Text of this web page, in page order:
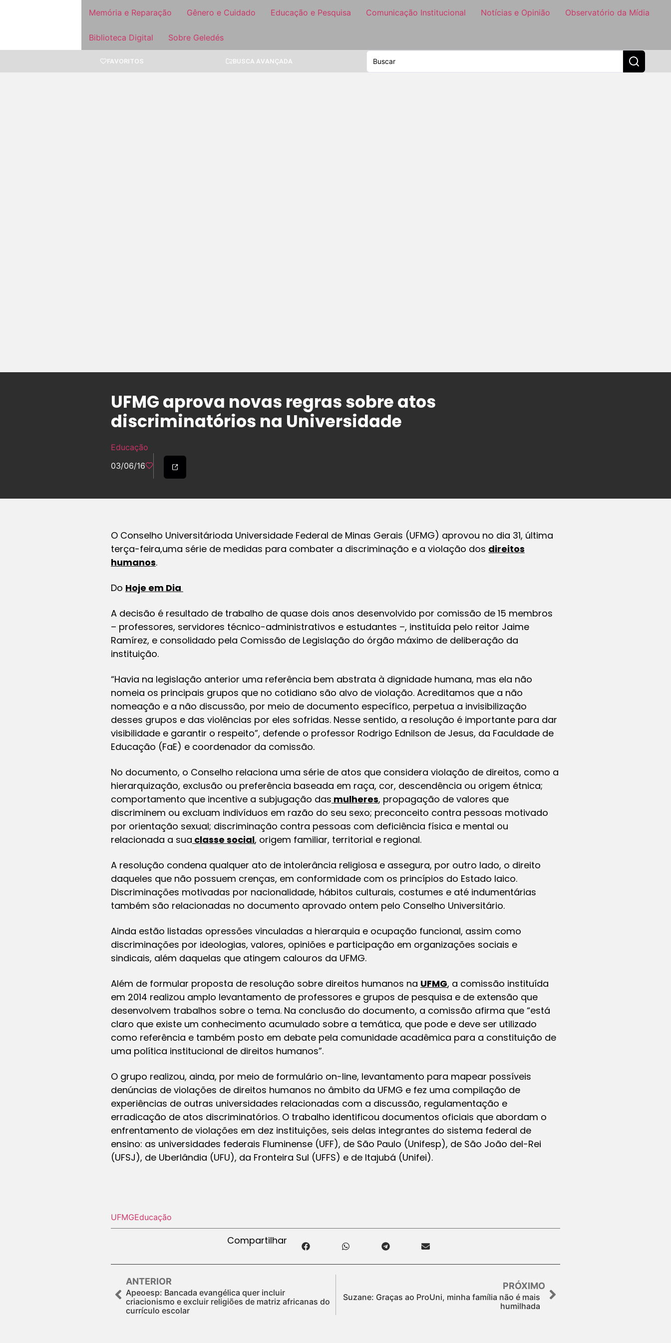
Memória e Reparação Gênero e Cuidado Educação e Pesquisa Comunicação Institucional Notícias e Opinião Observatório da Mídia
Biblioteca Digital Sobre Geledés
FAVORITOS BUSCA AVANÇADA
UFMG aprova novas regras sobre atos
discriminatórios na Universidade
Educação
03/06/16
O Conselho Universitárioda Universidade Federal de Minas Gerais (UFMG) aprovou no dia 31, última
terça-feira,uma série de medidas para combater a discriminação e a violação dos direitos
humanos.
Do Hoje em Dia
A decisão é resultado de trabalho de quase dois anos desenvolvido por comissão de 15 membros
– professores, servidores técnico-administrativos e estudantes –, instituída pelo reitor Jaime
Ramírez, e consolidado pela Comissão de Legislação do órgão máximo de deliberação da
instituição.
“Havia na legislação anterior uma referência bem abstrata à dignidade humana, mas ela não
nomeia os principais grupos que no cotidiano são alvo de violação. Acreditamos que a não
nomeação e a não discussão, por meio de documento específico, perpetua a invisibilização
desses grupos e das violências por eles sofridas. Nesse sentido, a resolução é importante para dar
visibilidade e garantir o respeito”, defende o professor Rodrigo Ednilson de Jesus, da Faculdade de
Educação (FaE) e coordenador da comissão.
No documento, o Conselho relaciona uma série de atos que considera violação de direitos, como a
hierarquização, exclusão ou preferência baseada em raça, cor, descendência ou origem étnica;
comportamento que incentive a subjugação das mulheres, propagação de valores que
discriminem ou excluam indivíduos em razão do seu sexo; preconceito contra pessoas motivado
por orientação sexual; discriminação contra pessoas com deficiência física e mental ou
relacionada a sua classe social, origem familiar, territorial e regional.
A resolução condena qualquer ato de intolerância religiosa e assegura, por outro lado, o direito
daqueles que não possuem crenças, em conformidade com os princípios do Estado laico.
Discriminações motivadas por nacionalidade, hábitos culturais, costumes e até indumentárias
também são relacionadas no documento aprovado ontem pelo Conselho Universitário.
Ainda estão listadas opressões vinculadas a hierarquia e ocupação funcional, assim como
discriminações por ideologias, valores, opiniões e participação em organizações sociais e
sindicais, além daquelas que atingem calouros da UFMG.
Além de formular proposta de resolução sobre direitos humanos na UFMG, a comissão instituída
em 2014 realizou amplo levantamento de professores e grupos de pesquisa e de extensão que
desenvolvem trabalhos sobre o tema. Na conclusão do documento, a comissão afirma que “está
claro que existe um conhecimento acumulado sobre a temática, que pode e deve ser utilizado
como referência e também posto em debate pela comunidade acadêmica para a constituição de
uma política institucional de direitos humanos”.
O grupo realizou, ainda, por meio de formulário on-line, levantamento para mapear possíveis
denúncias de violações de direitos humanos no âmbito da UFMG e fez uma compilação de
experiências de outras universidades relacionadas com a discussão, regulamentação e
erradicação de atos discriminatórios. O trabalho identificou documentos oficiais que abordam o
enfrentamento de violações em dez instituições, seis delas integrantes do sistema federal de
ensino: as universidades federais Fluminense (UFF), de São Paulo (Unifesp), de São João del-Rei
(UFSJ), de Uberlândia (UFU), da Fronteira Sul (UFFS) e de Itajubá (Unifei).
UFMGEducação
Compartilhar
ANTERIOR
Apeoesp: Bancada evangélica quer incluir
criacionismo e excluir religiões de matriz africanas do
currículo escolar
PRÓXIMO
Suzane: Graças ao ProUni, minha família não é mais
humilhada